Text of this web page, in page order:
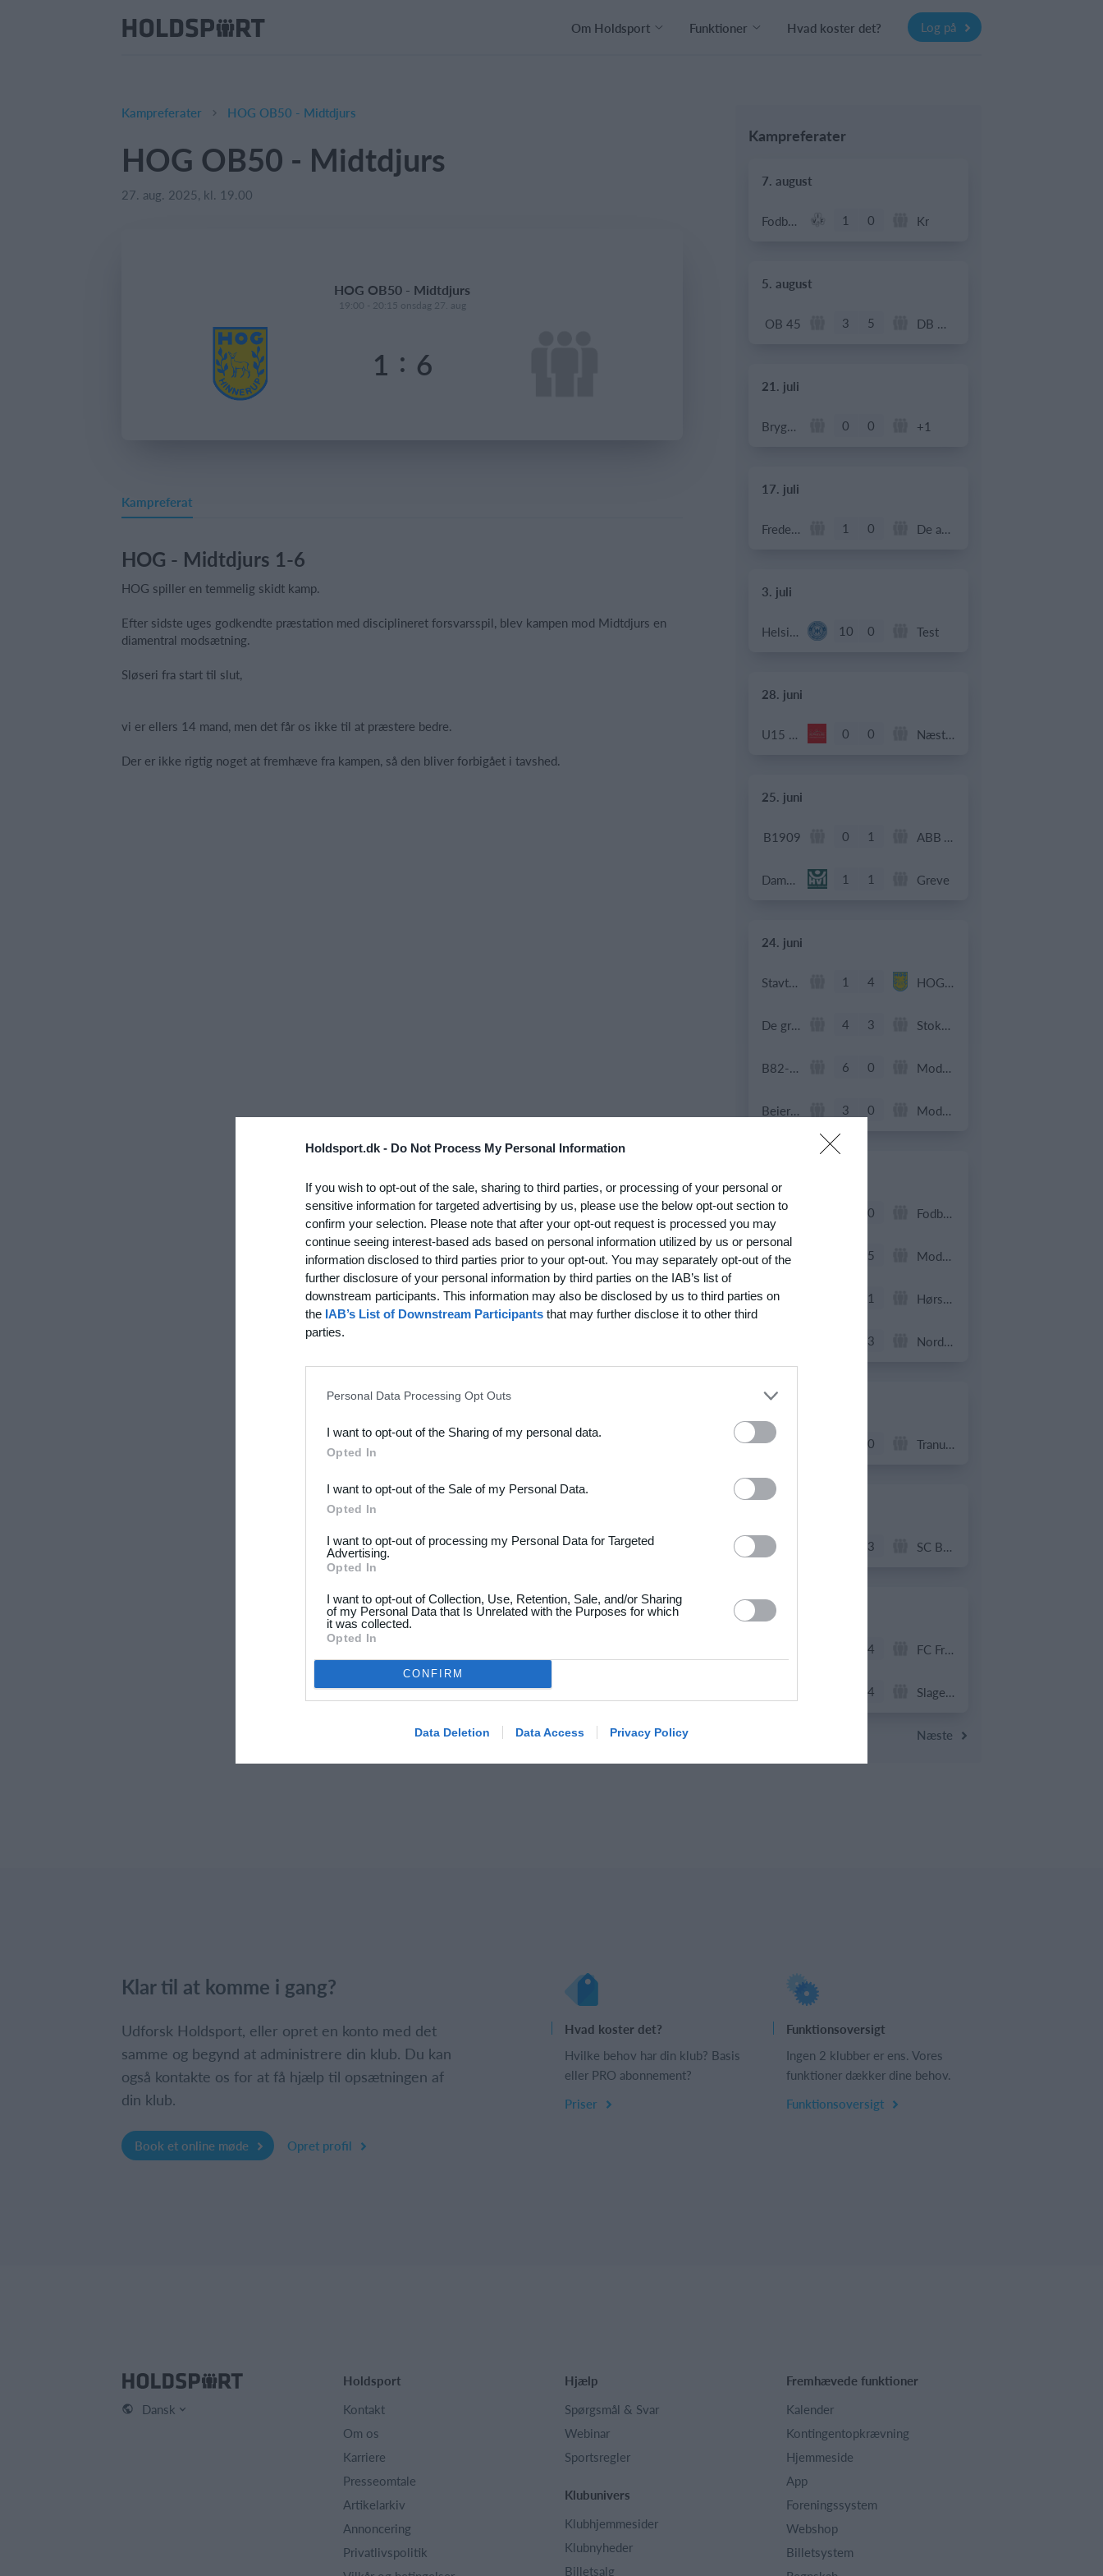
Holdsport.dk - Do Not Process My Personal Information
If you wish to opt-out of the sale, sharing to third parties, or processing of your personal or
sensitive information for targeted advertising by us, please use the below opt-out section to
confirm your selection. Please note that after your opt-out request is processed you may
continue seeing interest-based ads based on personal information utilized by us or personal
information disclosed to third parties prior to your opt-out. You may separately opt-out of the
further disclosure of your personal information by third parties on the IAB’s list of
downstream participants. This information may also be disclosed by us to third parties on
the IAB’s List of Downstream Participants that may further disclose it to other third
parties.
Personal Data Processing Opt Outs
I want to opt-out of the Sharing of my personal data.
Opted In
I want to opt-out of the Sale of my Personal Data.
Opted In
I want to opt-out of processing my Personal Data for Targeted
Advertising.
Opted In
I want to opt-out of Collection, Use, Retention, Sale, and/or Sharing
of my Personal Data that Is Unrelated with the Purposes for which
it was collected.
Opted In
CONFIRM
Data Deletion Data Access Privacy Policy
Om Holdsport Funktioner Hvad koster det? Log på
Kampreferater HOG OB50 - Midtdjurs
HOG OB50 - Midtdjurs
27. aug. 2025, kl. 19.00
HOG OB50 - Midtdjurs
19:00 - 20:15 onsdag 27. aug
1 : 6
Kampreferat
HOG - Midtdjurs 1-6
HOG spiller en temmelig skidt kamp.
Efter sidste uges godkendte præstation med disciplineret forsvarsspil, blev kampen mod Midtdjurs en
diamentral modsætning.
Sløseri fra start til slut,
vi er ellers 14 mand, men det får os ikke til at præstere bedre.
Der er ikke rigtig noget at fremhæve fra kampen, så den bliver forbigået i tavshed.
Kampreferater
7. august
Fodbold - Årgang 2014 1 0 Kr
5. august
OB 45 3 5 DB Oldboys
21. juli
Bryggebold 0 0 +1
17. juli
Frederiksberg Floorball Fighters 1 0 De andre
3. juli
Helsingør If Senior 10 0 Test
28. juni
U15 piger 0 0 Næstved
25. juni
B1909 0 1 ABB Veteran
Dame Senior 1 1 Greve
24. juni
Stavtrup 1 4 HOG OB50
De grønne bude 4 3 Stokehagen
B82-Fodbold-Fitness-U50 6 0 Modstander
Beierholm - Fodbold 3 0 Modstander
0 Fodboldorkestret
+47 Sæson 2026 5 Modstander
1 Hørsholm
3 Nordatlantisk DK
21. juni
0 Tranum GF
3 SC Boca Vista
19. juni
4 FC Frederikberg
4 Slagelse B&I
Næste
Klar til at komme i gang?
Udforsk Holdsport, eller opret en konto med det
samme og begynd at administrere din klub. Du kan
også kontakte os for at få hjælp til opsætningen af
din klub.
Book et online møde Opret profil
Hvad koster det?
Hvilke behov har din klub? Basis
eller PRO abonnement?
Priser
Funktionsoversigt
Ingen 2 klubber er ens. Vores
funktioner dækker dine behov.
Funktionsoversigt
Dansk
Holdsport
Kontakt
Om os
Karriere
Presseomtale
Artikelarkiv
Annoncering
Privatlivspolitik
Hjælp
Spørgsmål & Svar
Webinar
Sportsregler
Klubunivers
Klubhjemmesider
Klubnyheder
Billetsalg
Fremhævede funktioner
Kalender
Kontingentopkrævning
Hjemmeside
App
Foreningssystem
Webshop
Billetsystem